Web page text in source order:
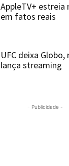
AppleTV+ estreia
em fatos reais
UFC deixa
lança streaming
- Publicidade -